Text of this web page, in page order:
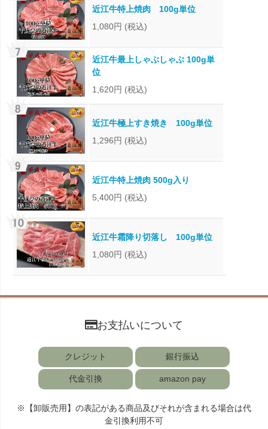
近江牛特上焼肉 100g単位
1,080円 (税込)
近江牛最上しゃぶしゃぶ 100g単
位
1,620円 (税込)
近江牛極上すき焼き 100g単位
1,296円 (税込)
近江牛特上焼肉 500g入り
5,400円 (税込)
近江牛霜降り切落し 100g単位
1,080円 (税込)
お支払いについて
クレジット 銀行振込
代金引換 amazon pay
※【卸販売用】の表記がある商品及びそれが含まれる場合は代
金引換利用不可